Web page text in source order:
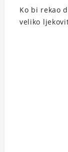
Ko bi rekao
veliko